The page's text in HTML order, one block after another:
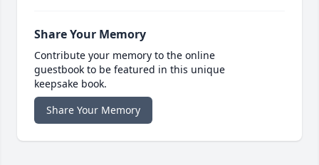
Share Your Memory
Contribute your memory to the online
guestbook to be featured in this unique
keepsake book.
Share Your Memory